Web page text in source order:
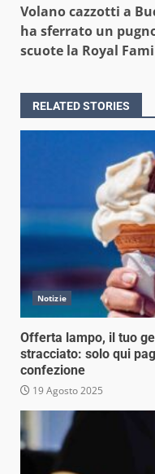
Volano cazzotti a
ha sferrato un
scuote la Royal
RELATED STORIES
Notizie
Offerta lampo, il tuo
stracciato: solo qui
confezione
19 Agosto 2025